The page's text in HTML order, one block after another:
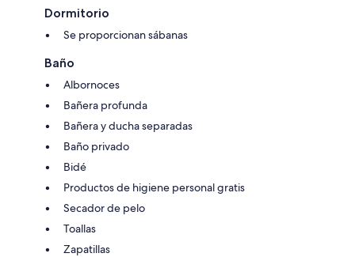
Dormitorio
Se proporcionan sábanas
Baño
Albornoces
Bañera profunda
Bañera y ducha separadas
Baño privado
Bidé
Productos de higiene personal gratis
Secador de pelo
Toallas
Zapatillas